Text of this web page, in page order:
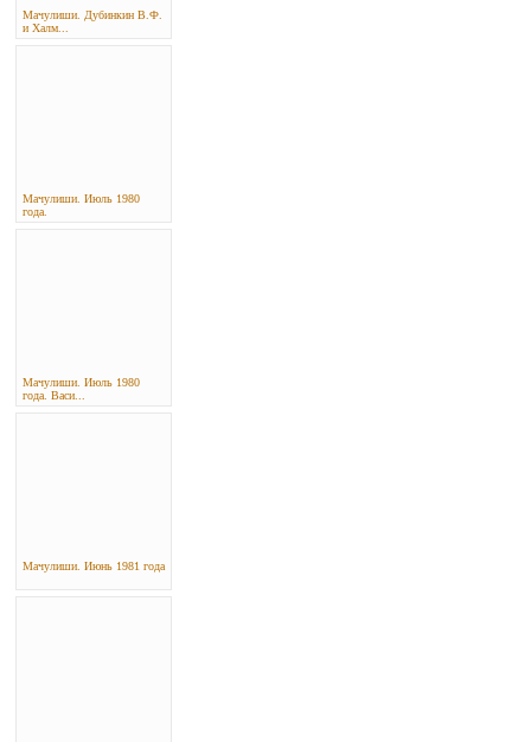
Мачулиши. Дубинкин В.Ф.
и Халм...
Мачулиши. Июль 1980
года.
Мачулиши. Июль 1980
года. Васи...
Мачулиши. Июнь 1981 года